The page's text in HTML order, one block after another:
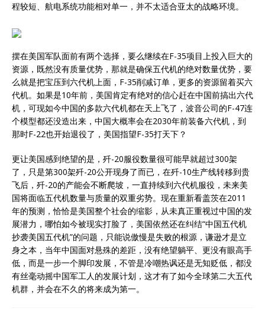
程较短、航电系统功能相对单一，并不太适合亚太的战略环境。
摆在美国军队面前有两个选择，要么继续在F-35项目上投入巨大的
资源，既然没有质量优势，那就是确保五代机的绝对数量优势，要
么就是把宝压到六代机上面，F-35削减订单，更多的资源留着买六
代机。如果是10年前，美国肯定有绝对的信心赶在中国前搞出六代
机，可现如今中国的多款六代机都在天上飞了，波音公司的F-47连
个模型都还没造出来，中国大概率会在2030年前装备六代机，到
那时F-22也开始退役了，美国指望F-35打天下？
更让美国感到绝望的是，歼-20服役数量很可能早就超过300架
了，只是第300架歼-20公开现身了而已，在歼-10生产线转移到贵
飞后，歼-20的产能会不断爬坡，一直持续到六代机服役，未来美
国将面临五代机数量与质量的双重劣势。现在重新看盖茨在2011
年的预测，恰恰是美国整个社会的缩影，从未真正重视过中国的发
展潜力，哪怕如今被现实打脸了，美国依然还在纠结“中国五代机
抄袭美国五代机”的问题，只能说傲慢是失败的根源，谦逊才是立
身之本，当年中国面对悬殊的差距，没有绝望躺平、更没有眼高手
低，而是一步一个脚印发展，不管是冷嘲热讽还是无知贬低，都没
有丝毫动摇中国军工人的发展计划，这才有了如今全球第二大五代
机群，并会在不久的将来成为第一。